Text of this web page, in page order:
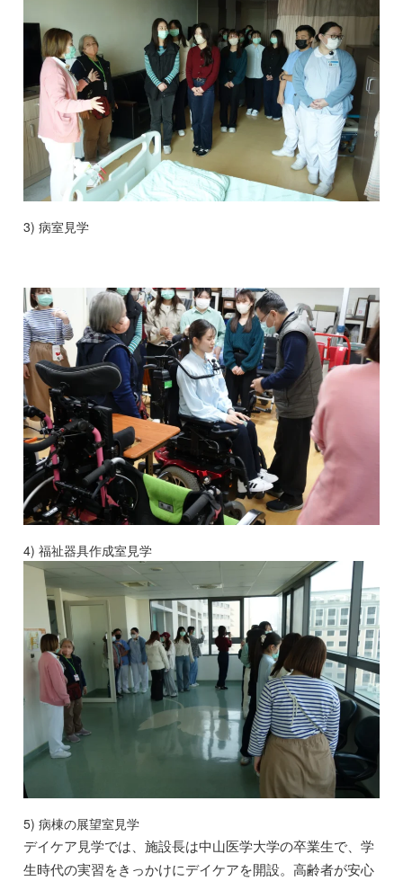
3) 病室見学
4) 福祉器具作成室見学
5) 病棟の展望室見学
デイケア見学では、施設長は中山医学大学の卒業生で、学
生時代の実習をきっかけにデイケアを開設。高齢者が安心